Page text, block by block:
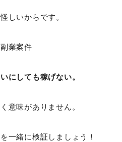
しいからです。
業案件
にしても稼げない。
意味がありません。
一緒に検証しましょう！